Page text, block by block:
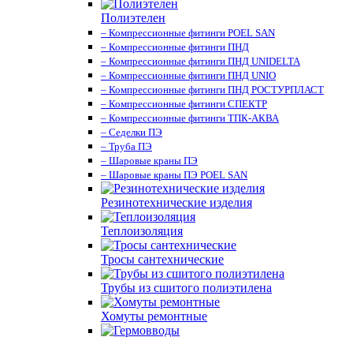
Полиэтелен
– Компрессионные фитинги POEL SAN
– Компрессионные фитинги ПНД
– Компрессионные фитинги ПНД UNIDELTA
– Компрессионные фитинги ПНД UNIO
– Компрессионные фитинги ПНД РОСТУРПЛАСТ
– Компрессионные фитинги СПЕКТР
– Компрессионные фитинги ТПК-АКВА
– Седелки ПЭ
– Труба ПЭ
– Шаровые краны ПЭ
– Шаровые краны ПЭ POEL SAN
Резинотехнические изделия
Теплоизоляция
Тросы сантехнические
Трубы из сшитого полиэтилена
Хомуты ремонтные